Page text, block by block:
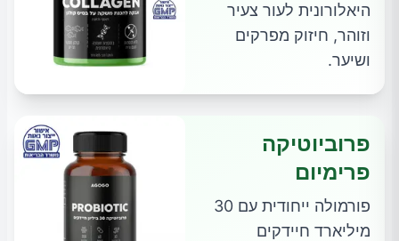
היאלורונית לעור צעיר
וזוהר, חיזוק מפרקים
ושיער.
פרוביוטיקה
פרימיום
פורמולה ייחודית עם 30
מיליארד חיידקים